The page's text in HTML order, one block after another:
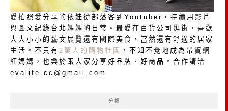
愛拍照愛分享的依娃從部落客到Youtuber，持續用影片
與圖文紀錄台北媽媽的日常。最愛在百貨公司逛街，喜歡
大大小小的藝文展覽還有國際美食，當然還有舒適的居家
生活。不只有 2萬人的購物社團
，不知不覺地成為帶貨網
紅媽媽，也樂於跟大家分享好品牌、好商品。合作請洽
evalife.cc@gmail.com
分類